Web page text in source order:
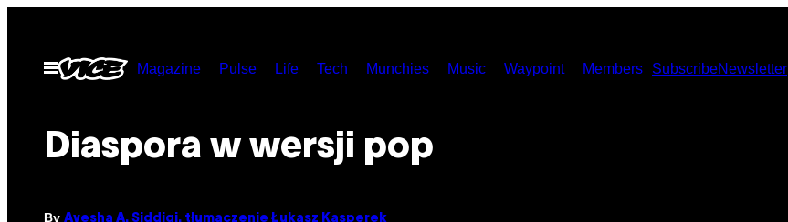
contentOpen
Menu
Magazine Pulse Life Tech Munchies Music Waypoint Members SubscribeNewsletter
Diaspora w wersji pop
By Ayesha A. Siddiqi, tłumaczenie Łukasz Kasperek